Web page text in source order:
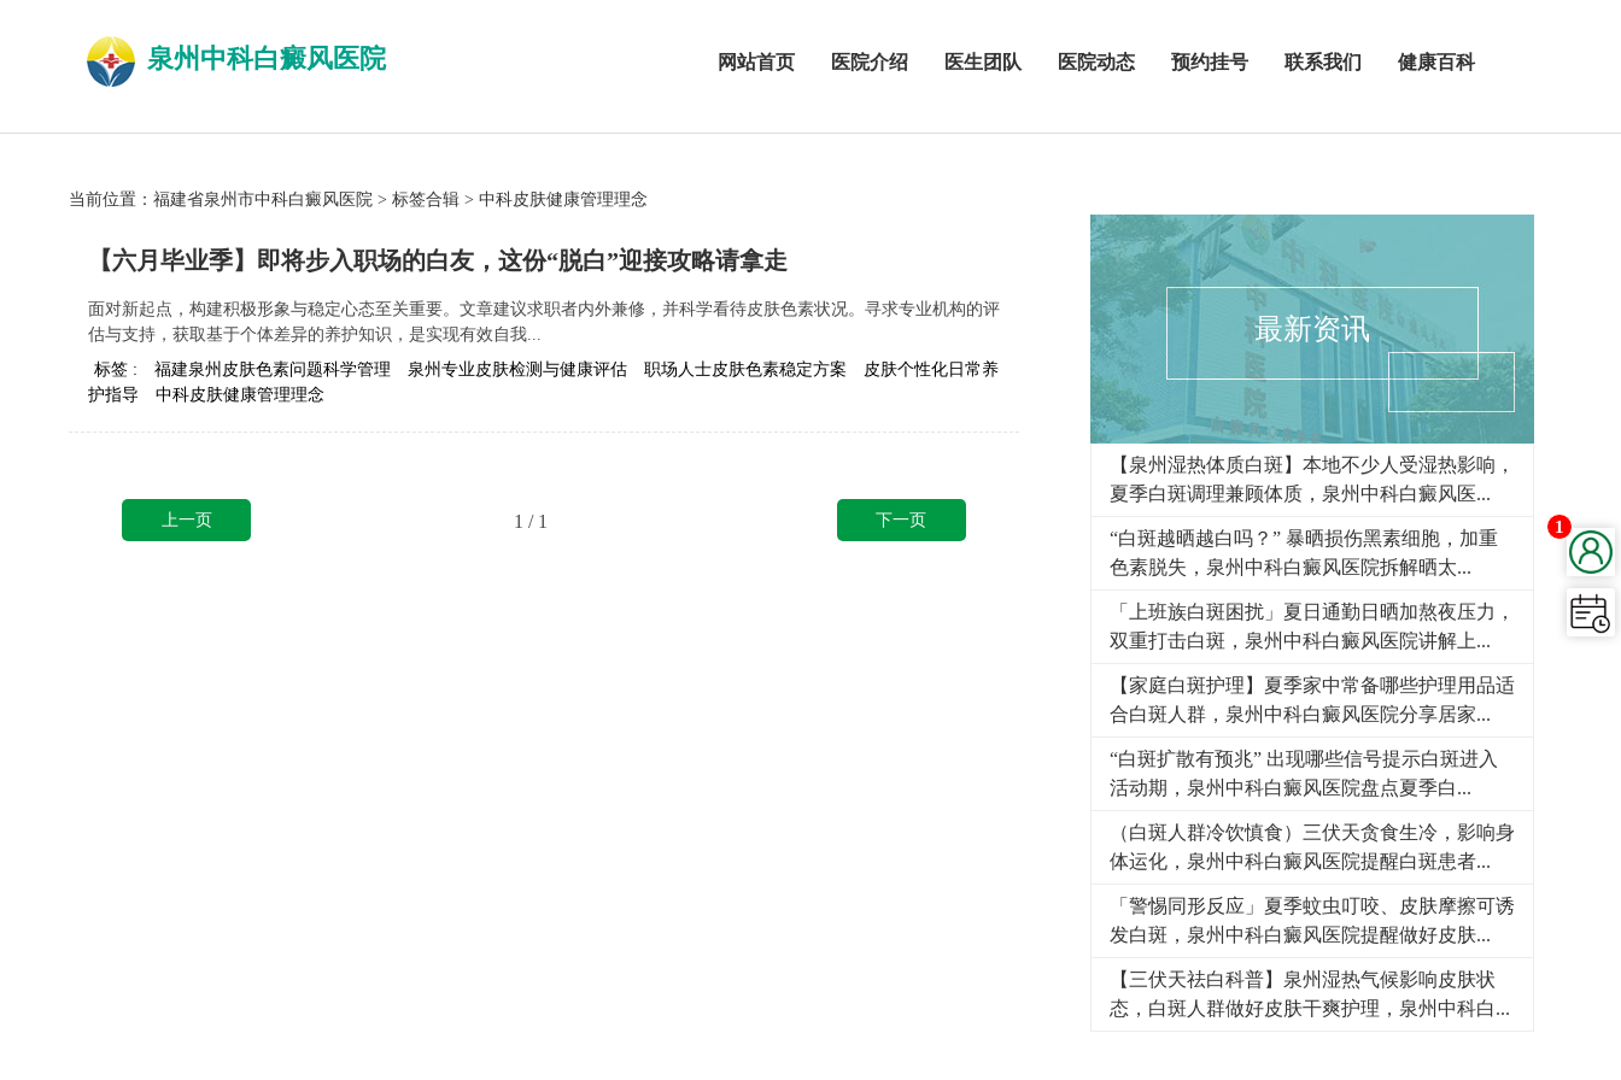
1
泉州中科白癜风医院 网站首页 医院介绍 医生团队 医院动态 预约挂号 联系我们 健康百科
当前位置： 福建省泉州市中科白癜风医院 > 标签合辑 > 中科皮肤健康管理理念
【六月毕业季】即将步入职场的白友，这份“脱白”迎接攻略请拿走
面对新起点，构建积极形象与稳定心态至关重要。文章建议求职者内外兼修，并科学看待皮肤色素状况。寻求专业机构的评
估与支持，获取基于个体差异的养护知识，是实现有效自我...
标签 :
福建泉州皮肤色素问题科学管理 泉州专业皮肤检测与健康评估 职场人士皮肤色素稳定方案
皮肤个性化日常养
护指导
中科皮肤健康管理理念
上一页 1 / 1 下一页
最新资讯
【泉州湿热体质白斑】本地不少人受湿热影响，
夏季白斑调理兼顾体质，泉州中科白癜风医...
“白斑越晒越白吗？” 暴晒损伤黑素细胞，加重
色素脱失，泉州中科白癜风医院拆解晒太...
「上班族白斑困扰」夏日通勤日晒加熬夜压力，
双重打击白斑，泉州中科白癜风医院讲解上...
【家庭白斑护理】夏季家中常备哪些护理用品适
合白斑人群，泉州中科白癜风医院分享居家...
“白斑扩散有预兆” 出现哪些信号提示白斑进入
活动期，泉州中科白癜风医院盘点夏季白...
（白斑人群冷饮慎食）三伏天贪食生冷，影响身
体运化，泉州中科白癜风医院提醒白斑患者...
「警惕同形反应」夏季蚊虫叮咬、皮肤摩擦可诱
发白斑，泉州中科白癜风医院提醒做好皮肤...
【三伏天祛白科普】泉州湿热气候影响皮肤状
态，白斑人群做好皮肤干爽护理，泉州中科白...